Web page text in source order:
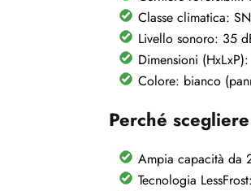
Classe climatica:
Livello sonoro: 35
Dimensioni
Colore: bianco
Perché
Ampia capacità da
Tecnologia